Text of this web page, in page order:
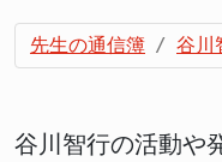
先生の通信簿 谷川
谷川智行の活動や